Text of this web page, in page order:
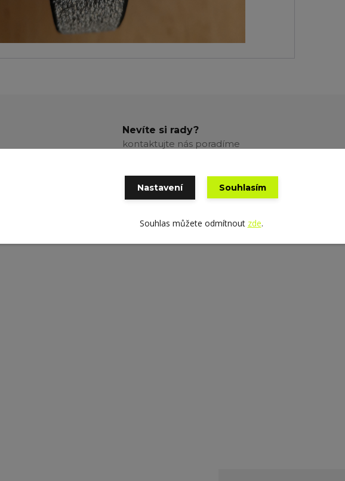
Nevíte si rady?
kontaktujte nás poradíme
Nastavení Souhlasím
Souhlas můžete odmítnout zde.